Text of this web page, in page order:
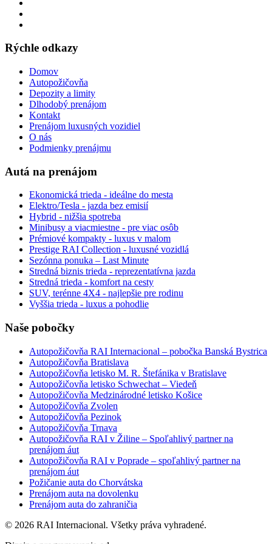
Rýchle odkazy
Domov
Autopožičovňa
Depozity a limity
Dlhodobý prenájom
Kontakt
Prenájom luxusných vozidiel
O nás
Podmienky prenájmu
Autá na prenájom
Ekonomická trieda - ideálne do mesta
Elektro/Tesla - jazda bez emisií
Hybrid - nižšia spotreba
Minibusy a viacmiestne - pre viac osôb
Prémiové kompakty - luxus v malom
Prestige RAI Collection - luxusné vozidlá
Sezónna ponuka – Last Minute
Stredná biznis trieda - reprezentatívna jazda
Stredná trieda - komfort na cesty
SUV, terénne 4X4 - najlepšie pre rodinu
Vyššia trieda - luxus a pohodlie
Naše pobočky
Autopožičovňa RAI Internacional – pobočka Banská Bystrica
Autopožičovňa Bratislava
Autopožičovňa letisko M. R. Štefánika v Bratislave
Autopožičovňa letisko Schwechat – Viedeň
Autopožičovňa Medzinárodné letisko Košice
Autopožičovňa Zvolen
Autopožičovňa Pezinok
Autopožičovňa Trnava
Autopožičovňa RAI v Žiline – Spoľahlivý partner na
prenájom áut
Autopožičovňa RAI v Poprade – spoľahlivý partner na
prenájom áut
Požičanie auta do Chorvátska
Prenájom auta na dovolenku
Prenájom auta do zahraničia
© 2026 RAI Internacional. Všetky práva vyhradené.